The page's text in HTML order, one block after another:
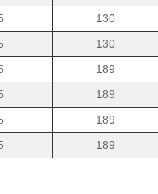
130
130
189
189
189
189